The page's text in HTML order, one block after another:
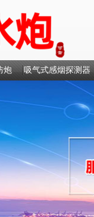
炮 吸气式感烟探测器